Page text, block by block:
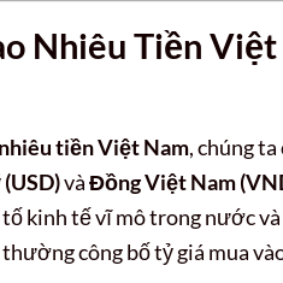
Nhiêu Tiền
tiền Việt Nam, chúng
vàĐồng Việt Nam
kinh tế vĩ mô trong nước
công bố tỷ giá mua